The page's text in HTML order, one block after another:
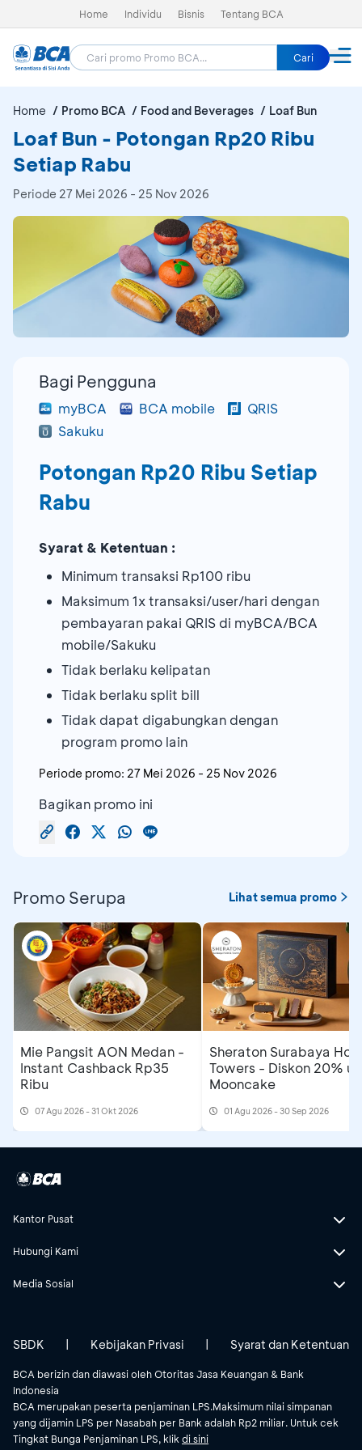
Home Individu Bisnis Tentang BCA
Cari
Home Promo BCA Food and Beverages Loaf Bun
Loaf Bun - Potongan Rp20 Ribu
Setiap Rabu
Periode 27 Mei 2026 - 25 Nov 2026
Bagi Pengguna
myBCA BCA mobile
QRIS
Sakuku
Potongan Rp20 Ribu Setiap
Rabu
Syarat & Ketentuan :
Minimum transaksi Rp100 ribu
Maksimum 1x transaksi/user/hari dengan
pembayaran pakai QRIS di myBCA/BCA
mobile/Sakuku
Tidak berlaku kelipatan
Tidak berlaku split bill
Tidak dapat digabungkan dengan
program promo lain
Periode promo: 27 Mei 2026 - 25 Nov 2026
Bagikan promo ini
Promo Serupa Lihat semua promo
Mie Pangsit AON Medan -
Instant Cashback Rp35
Ribu
07 Agu 2026 - 31 Okt 2026
Sheraton Surabaya
Towers - Diskon 20%
Mooncake
01 Agu 2026 - 30 Sep 2026
Kantor Pusat
Hubungi Kami
Media Sosial
BCA berizin dan diawasi oleh Otoritas Jasa Keuangan & Bank
Indonesia
BCA merupakan peserta penjaminan LPS.Maksimum nilai simpanan
yang dijamin LPS per Nasabah per Bank adalah Rp2 miliar. Untuk cek
Tingkat Bunga Penjaminan LPS, klik di sini
SBDK | Kebijakan Privasi | Syarat dan Ketentuan